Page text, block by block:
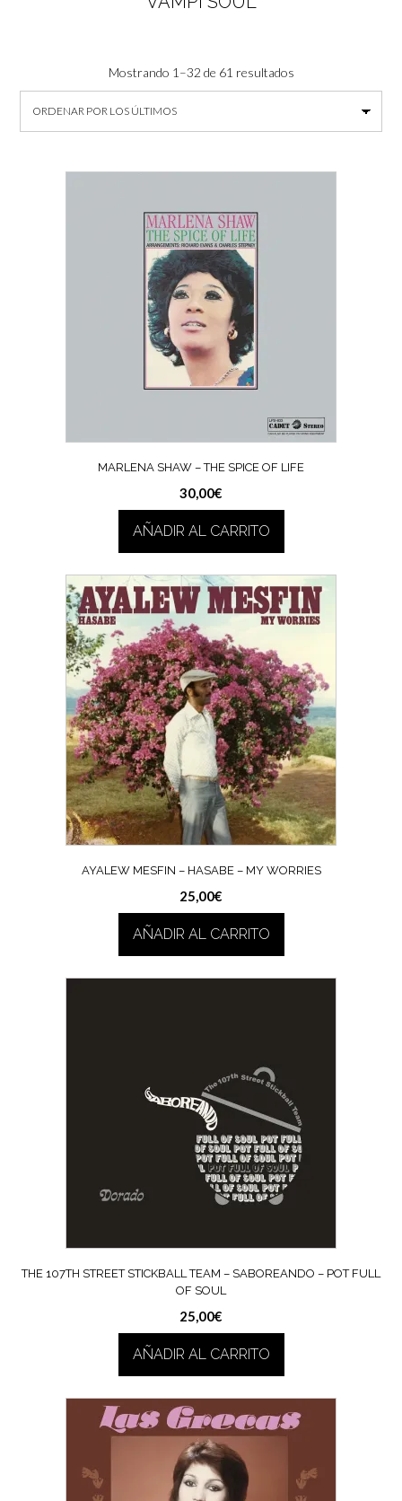
Mostrando 1–32 de 61 resultadosOrdenado
por
últimos
MARLENA SHAW – THE SPICE OF LIFE
30,00€
AÑADIR AL CARRITO
AYALEW MESFIN – HASABE – MY WORRIES
25,00€
AÑADIR AL CARRITO
THE 107TH STREET STICKBALL TEAM – SABOREANDO – POT FULL
OF SOUL
25,00€
AÑADIR AL CARRITO